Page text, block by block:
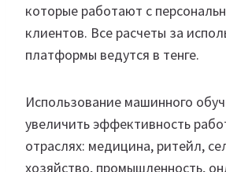
которые работают с
клиентов. Все расчеты за
платформы ведутся в тенге.
Использование машинного
увеличить эффективность
отраслях: медицина, ритейл,
хозяйство, промышленность,